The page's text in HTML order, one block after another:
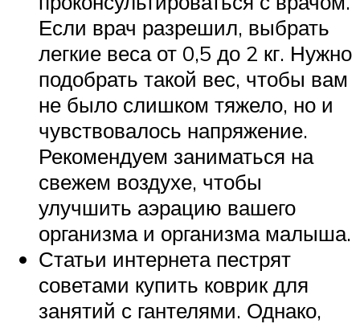
Если врач разрешил, выбрать
легкие веса от 0,5 до 2 кг. Нужно
подобрать такой вес, чтобы вам
не было слишком тяжело, но и
чувствовалось напряжение.
Рекомендуем заниматься на
свежем воздухе, чтобы
улучшить аэрацию вашего
организма и организма малыша.
Статьи интернета пестрят
советами купить коврик для
занятий с гантелями. Однако,